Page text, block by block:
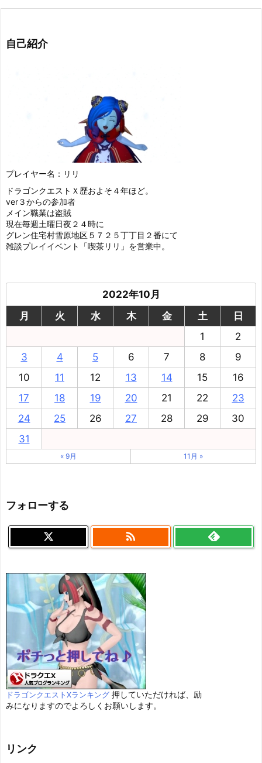
自己紹介
プレイヤー名：リリ
ドラゴンクエストＸ歴およそ４年ほど。
ver３からの参加者
メイン職業は盗賊
現在毎週土曜日夜２４時に
グレン住宅村雪原地区５７２５丁丁目２番にて
雑談プレイイベント「喫茶リリ」を営業中。
2022年10月
月
火 水 木 金 土
日
1
2
3
4 5 6 7 8
9
10
11 12 13 14 15
16
17
18 19 20 21 22
23
24
25 26 27 28 29
30
31
« 9月 11月 »
フォローする

ドラゴンクエストXランキング 押していただければ、励
みになりますのでよろしくお願いします。
リンク